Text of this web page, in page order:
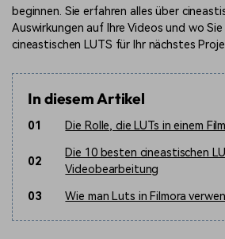
beginnen. Sie erfahren alles über
Auswirkungen auf Ihre Videos und wo
cineastischen LUTS für Ihr nächstes
In diesem Artikel
01 Die Rolle, die LUTs in einem
02
Die 10 besten cineastischen
Videobearbeitung
03
Wie man Luts in Filmora